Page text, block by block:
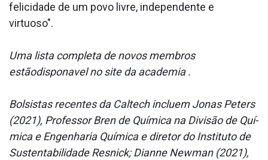
felicidade de um povo livre, independente e
virtuoso".
Uma lista completa de novos membros
estãodispona­vel no site da academia .
Bolsistas recentes da Caltech incluem Jonas Peters
(2021), Professor Bren de Quí­mica na Divisão de Quí­
mica e Engenharia Quí­mica e diretor do Instituto de
Sustentabilidade Resnick; Dianne Newman (2021),